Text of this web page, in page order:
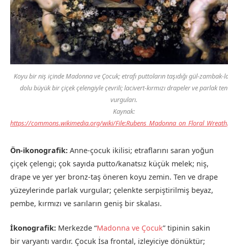
Koyu bir niş içinde Madonna ve Çocuk; etrafı puttoların taşıdığı gül-zambak-
dolu büyük bir çiçek çelengiyle çevrili; lacivert-kırmızı drapeler ve parlak ten
vurguları.
Kaynak:
https://commons.wikimedia.org/wiki/
Ön-ikonografik: Anne-çocuk ikilisi; etraflarını saran yoğun
çiçek çelengi; çok sayıda putto/kanatsız küçük melek; niş,
drape ve yer yer bronz-taş öneren koyu zemin. Ten ve drape
yüzeylerinde parlak vurgular; çelenkte serpiştirilmiş beyaz,
pembe, kırmızı ve sarıların geniş bir skalası.
İkonografik: Merkezde “Madonna ve Çocuk” tipinin sakin
bir varyantı vardır. Çocuk İsa frontal, izleyiciye dönüktür;